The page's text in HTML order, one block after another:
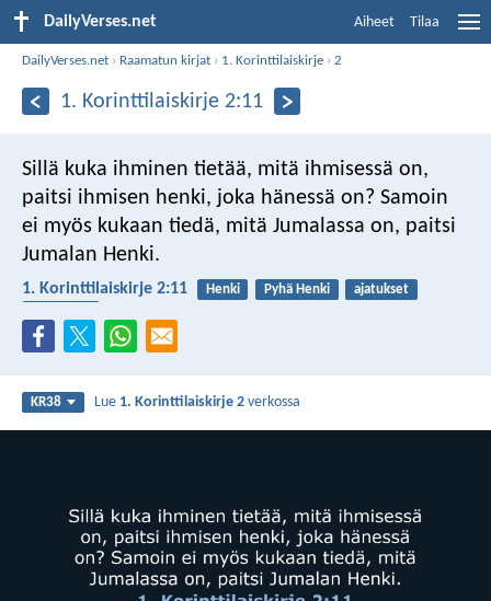
DailyVerses.net Aiheet Tilaa
DailyVerses.net › Raamatun kirjat › 1. Korinttilaiskirje ›2
1. Korinttilaiskirje 2:11
Sillä kuka ihminen tietää, mitä ihmisessä on,
paitsi ihmisen henki, joka hänessä on? Samoin
ei myös kukaan tiedä, mitä Jumalassa on, paitsi
Jumalan Henki.
1. Korinttilaiskirje 2:11 Henki Pyhä Henki
ajatukset
KR38 Lue 1. Korinttilaiskirje 2 verkossa